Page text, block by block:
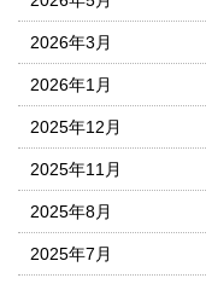
2026年3月
2026年1月
2025年12月
2025年11月
2025年8月
2025年7月